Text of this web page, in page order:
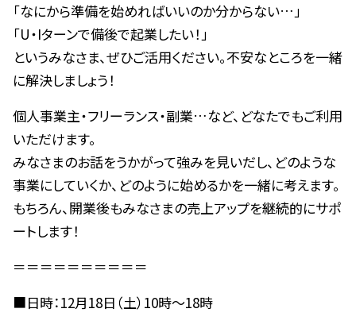
「なにから準備を始めればいいのか分からない…」
「U・Iターンで備後で起業したい！」
というみなさま、ぜひご活用ください。不安なところを一緒
に解決しましょう！
個人事業主・フリーランス・副業…など、どなたでもご利用
いただけます。
みなさまのお話をうかがって強みを見いだし、どのような
事業にしていくか、どのように始めるかを一緒に考えます。
もちろん、開業後もみなさまの売上アップを継続的にサポ
ートします！
＝＝＝＝＝＝＝＝＝＝
■日時：12月18日（土）10時～18時